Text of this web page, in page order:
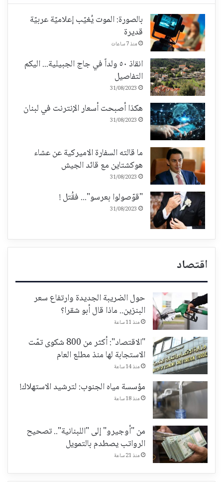
بالصورة: الموت يُغيّب إعلاميّة عربيّة
قديرة
منذ 7 ساعات
انقاذ ٥٠ ولداً في جاج الجبيلية... اليكم
التفاصيل
31/08/2023
هكذا أصبحت أسعار الإنترنت في لبنان
31/08/2023
ما قالته السفارة الاميركية عن عشاء
هوكشتاين مع قائد الجيش
31/08/2023
"قوّصولوا بعرسو"... فقُتل !
31/08/2023
اقتصاد
حول الضريبة الجديدة وارتفاع سعر
البنزين.. ماذا قال أبو شقرا؟
منذ 11 ساعة
"الاقتصاد": أكثر من 800 شكوى تمّت
الاستجابة لها منذ مطلع العام
منذ 14 ساعة
مؤسسة مياه الجنوب: لترشيد الاستهلاك!
منذ 18 ساعة
من "أوجيرو" إلى "اللبنانية".. تصحيح
الرواتب يصطدم بالتمويل
منذ 21 ساعة